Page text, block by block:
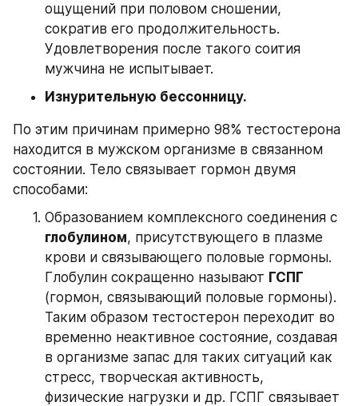
ощущений при половом сношении,
сократив его продолжительность.
Удовлетворения после такого соития
мужчина не испытывает.
Изнурительную бессонницу.
По этим причинам примерно 98% тестостерона
находится в мужском организме в связанном
состоянии. Тело связывает гормон двумя
способами:
глобулином, присутствующего в плазме
крови и связывающего половые гормоны.
Глобулин сокращенно называют
(гормон, связывающий половые гормоны).
Таким образом тестостерон переходит во
временно неактивное состояние, создавая
в организме запас для таких ситуаций как
стресс, творческая активность,
физические нагрузки и др. ГСПГ связывает